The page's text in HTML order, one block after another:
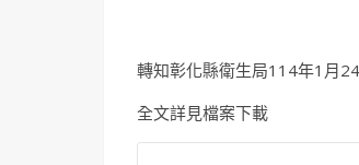
轉知彰化縣衛生局114年1月
全文詳見檔案下載